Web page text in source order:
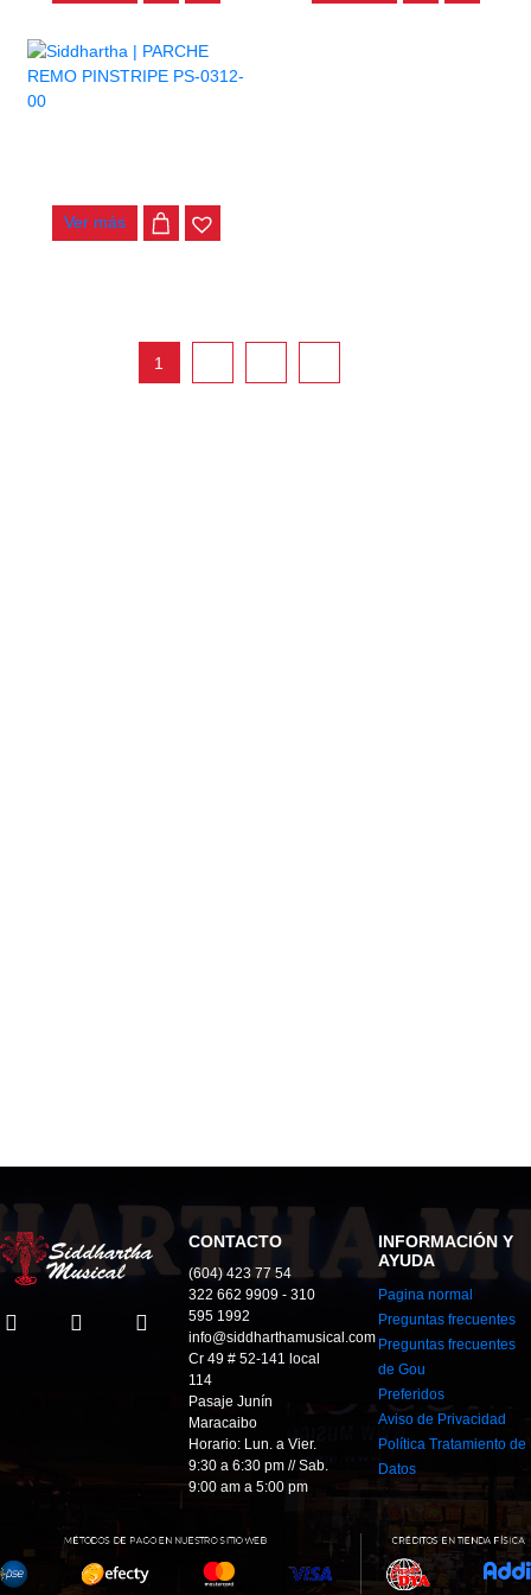
Ver más
1
CONTACTO
(604) 423 77 54
322 662 9909 - 310
595 1992
info@siddharthamusical.com
Cr 49 # 52-141 local
114
Pasaje Junín
Maracaibo
Horario: Lun. a Vier.
9:30 a 6:30 pm // Sab.
9:00 am a 5:00 pm
INFORMACIÓN Y
AYUDA
Pagina normal
Preguntas frecuentes
Preguntas frecuentes
de Gou
Preferidos
Aviso de Privacidad
Política Tratamiento de
Datos